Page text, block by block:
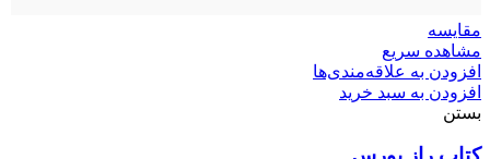
مقایسه
مشاهده سریع
افزودن به علاقه‌مندی‌ها
افزودن به سبد خرید
بستن